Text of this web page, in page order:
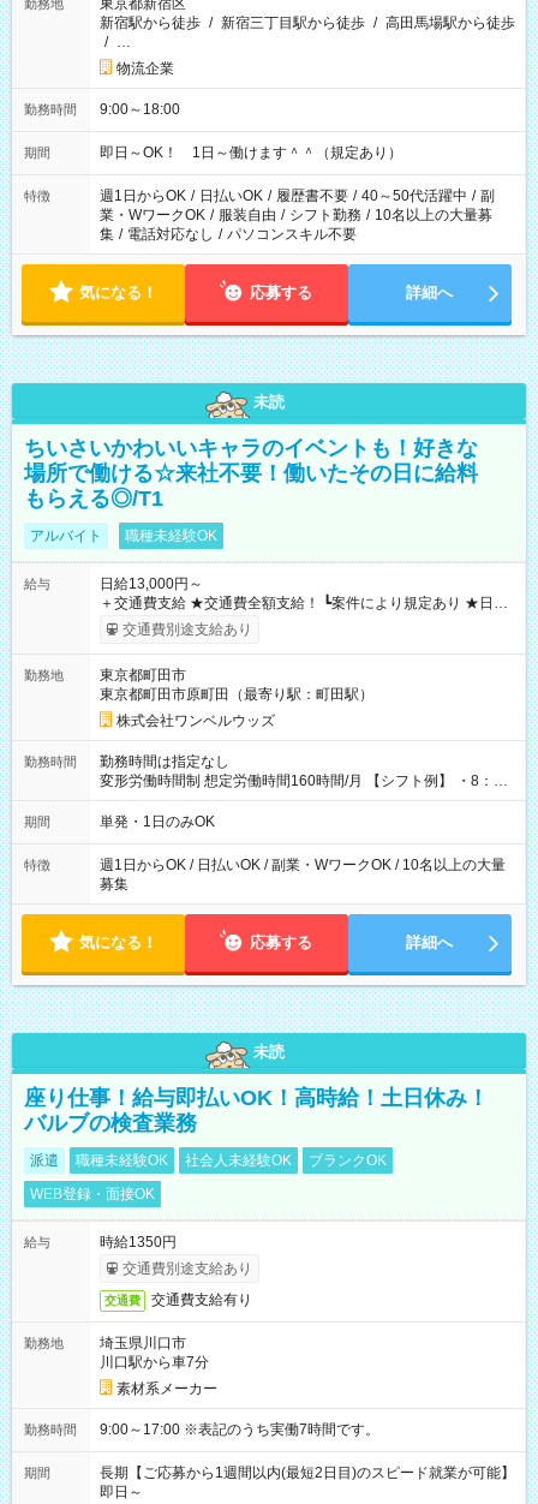
勤務地
東京都新宿区
新宿駅から徒歩 / 新宿三丁目駅から徒歩 / 高田馬場駅から徒歩
/ …
物流企業
勤務時間 9:00～18:00
期間 即日～OK！ 1日～働けます＾＾（規定あり）
特徴 週1日からOK / 日払いOK / 履歴書不要 / 40～50代活躍中 / 副
業・WワークOK / 服装自由 / シフト勤務 / 10名以上の大量募
集 / 電話対応なし / パソコンスキル不要
気になる！ 応募する 詳細へ
未読
ちいさいかわいいキャラのイベントも！好きな
場所で働ける☆来社不要！働いたその日に給料
もらえる◎/T1
アルバイト 職種未経験OK
給与
日給13,000円～
＋交通費支給 ★交通費全額支給！ ┗案件により規定あり ★日払
いOK！（規定あり） ┗働いたその日に現金GET♪ お仕事後はコ
ンビニATMから 日払い分を引き落とせます！ 【試用期間】試
交通費別途支給あり
勤務地
東京都町田市
東京都町田市原町田（最寄り駅：町田駅）
株式会社ワンベルウッズ
勤務時間
勤務時間は指定なし
変形労働時間制 想定労働時間160時間/月 【シフト例】 ・8：00
～21：00
期間 単発・1日のみOK
特徴
週1日からOK / 日払いOK / 副業・WワークOK / 10名以上の大量
募集
気になる！ 応募する 詳細へ
未読
座り仕事！給与即払いOK！高時給！土日休み！
バルブの検査業務
派遣 職種未経験OK 社会人未経験OK
ブランクOK
WEB登録・面接OK
給与
時給1350円
交通費別途支給あり
交通費 交通費支給有り
勤務地
埼玉県川口市
川口駅から車7分
素材系メーカー
勤務時間 9:00～17:00 ※表記のうち実働7時間です。
期間
長期【ご応募から1週間以内(最短2日目)のスピード就業が可能】
即日～